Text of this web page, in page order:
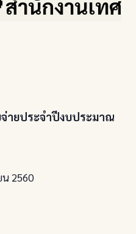
ำนักงานเทศ
ายประจำปีงบประมาณ
2560